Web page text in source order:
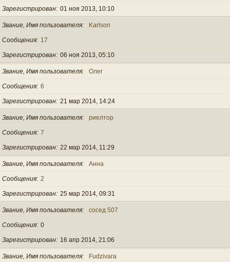
Зарегистрирован 01 ноя 2013, 10:10
Звание, Имя пользователя Karlson
Сообщения 17
Зарегистрирован 06 ноя 2013, 05:10
Звание, Имя пользователя Олег
Сообщения 6
Зарегистрирован 21 мар 2014, 14:24
Звание, Имя пользователя риелтор
Сообщения 7
Зарегистрирован 22 мар 2014, 11:29
Звание, Имя пользователя Анна
Сообщения 2
Зарегистрирован 25 мар 2014, 09:31
Звание, Имя пользователя сосед 507
Сообщения 0
Зарегистрирован 16 апр 2014, 21:06
Звание, Имя пользователя Fudzivara